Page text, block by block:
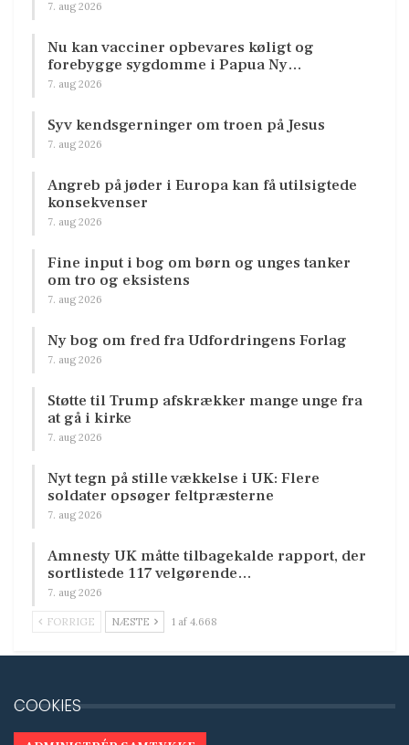
7. aug 2026
Nu kan vacciner opbevares køligt og
forebygge sygdomme i Papua Ny…
7. aug 2026
Syv kendsgerninger om troen på Jesus
7. aug 2026
Angreb på jøder i Europa kan få utilsigtede
konsekvenser
7. aug 2026
Fine input i bog om børn og unges tanker
om tro og eksistens
7. aug 2026
Ny bog om fred fra Udfordringens Forlag
7. aug 2026
Støtte til Trump afskrækker mange unge fra
at gå i kirke
7. aug 2026
Nyt tegn på stille vækkelse i UK: Flere
soldater opsøger feltpræsterne
7. aug 2026
Amnesty UK måtte tilbagekalde rapport, der
sortlistede 117 velgørende…
7. aug 2026
FORRIGE NÆSTE 1 af 4.668
COOKIES